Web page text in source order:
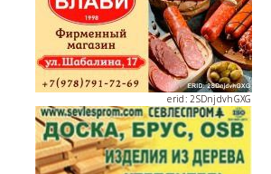
erid: 2SDnjdvhGXG